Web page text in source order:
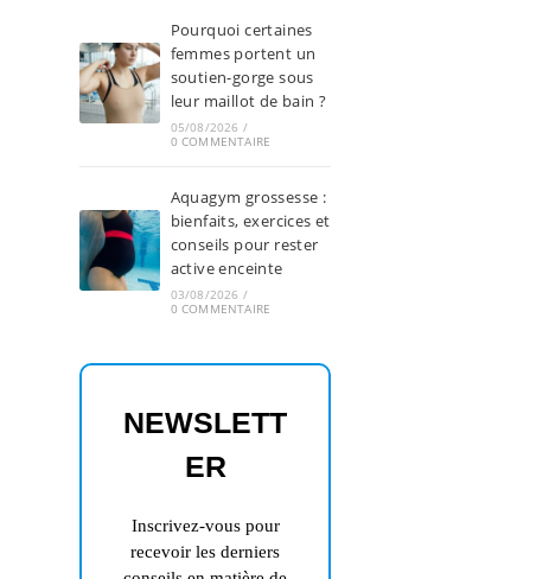
Pourquoi certaines
femmes portent un
soutien-gorge sous
leur maillot de bain ?
05/08/2026 /
0 COMMENTAIRE
Aquagym grossesse :
bienfaits, exercices et
conseils pour rester
active enceinte
03/08/2026 /
0 COMMENTAIRE
NEWSLETT
ER
Inscrivez-vous pour
recevoir les derniers